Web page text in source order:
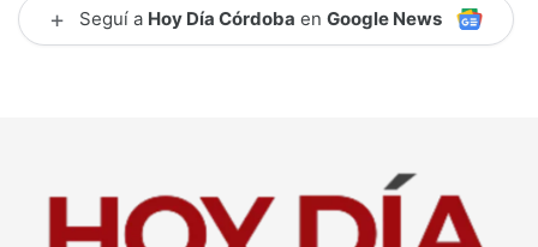
+ Seguí a Hoy Día Córdoba en Google News